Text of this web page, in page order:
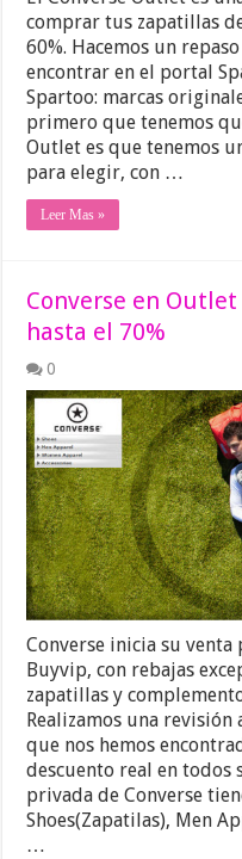
comprar tus zapatillas
60%. Hacemos un
encontrar en el portal
Spartoo: marcas
primero que tenemos
Outlet es que tenemos
para elegir, con …
Leer Mas »
Converse en
hasta el 70%
0
Converse inicia su
Buyvip, con rebajas
zapatillas y
Realizamos una
que nos hemos
descuento real en todos
privada de Converse
Shoes(Zapatilas), Men
…